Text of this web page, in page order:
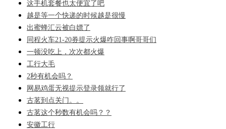
这手机套餐也太便宜了吧
越是等一个快递的时候越是很慢
出蜜蜂汇云被白嫖了
同程火车21-20券提示火爆咋回事啊哥哥们
一顿没吃上，次次都火爆
工行大毛
2秒有机会吗？
网易鸡蛋无视提示登录领就行了
古茗到点关门。。
古茗这个秒数有机会吗？？
安徽工行